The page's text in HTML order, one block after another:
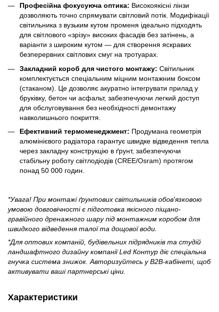
Професійна фокусуюча оптика: Високоякісні лінзи
дозволяють точно спрямувати світловий потік. Модифікації
світильника з вузьким кутом променя ідеально підходять
для світлового «зрізу» високих фасадів без затінень, а
варіанти з широким кутом — для створення яскравих
безперервних світлових смуг на тротуарах.
Закладний короб для чистого монтажу: Світильник
комплектується спеціальним міцним монтажним боксом
(стаканом). Це дозволяє акуратно інтегрувати прилад у
бруківку, бетон чи асфальт, забезпечуючи легкий доступ
для обслуговування без необхідності демонтажу
навколишнього покриття.
Ефективний термоменеджмент: Продумана геометрія
алюмінієвого радіатора гарантує швидке відведення тепла
через закладну конструкцію в ґрунт, забезпечуючи
стабільну роботу світлодіодів (CREE/Osram) протягом
понад 50 000 годин.
*Увага! При монтажі ґрунтових світильників обов'язковою
умовою довговічності є підготовка якісного піщано-
гравійного дренажного шару під монтажним коробом для
швидкого відведення талої та дощової води.
*Для оптових компаній, будівельних підрядників та студій
ландшафтного дизайну компанії Led Контур діє спеціальна
гнучка система знижок. Авторизуйтесь у B2B-кабінеті, щоб
активувати ваші партнерські ціни.
Характеристики